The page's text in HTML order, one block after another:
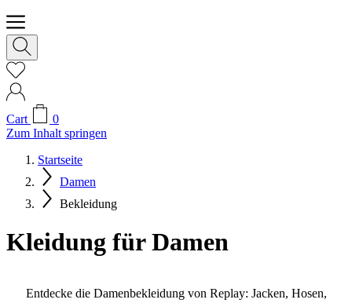
Cart
0
Zum Inhalt springen
Startseite
Damen
Bekleidung
Kleidung für Damen
Entdecke die Damenbekleidung von Replay: Jacken, Hosen,